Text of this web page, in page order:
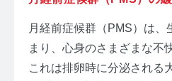
月経前症候群（PMS）は
まり、心身のさまざまな不
これは排卵時に分泌される